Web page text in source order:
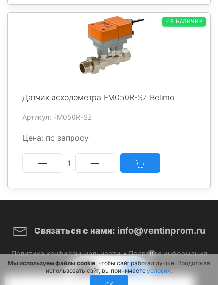
0
✅ В НАЛИЧИИ
Датчик асходометра FM050R-SZ Belimo
Артикул: FM050R-SZ
Цена: по запросу
1
Связаться с нами: info@ventinprom.ru
Политика конфиденциальности•Правовая информация
© 2026 ВентИнПром. Все права защищены.
Мы используем файлы cookie, чтобы сайт работал лучше. Продолжая
использовать сайт, вы принимаете условия.